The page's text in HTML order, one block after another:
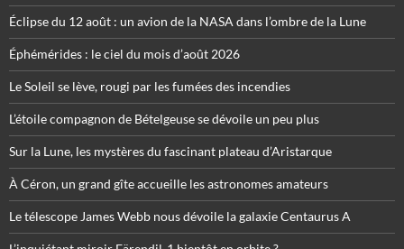
Éclipse du 12 août : un avion de la NASA dans l’ombre de la Lune
Éphémérides : le ciel du mois d’août 2026
Le Soleil se lève, rougi par les fumées des incendies
L’étoile compagnon de Bételgeuse se dévoile un peu plus
Sur la Lune, les mystères du fascinant plateau d’Aristarque
À Céron, un grand gîte accueille les astronomes amateurs
Le télescope James Webb nous dévoile la galaxie Centaurus A